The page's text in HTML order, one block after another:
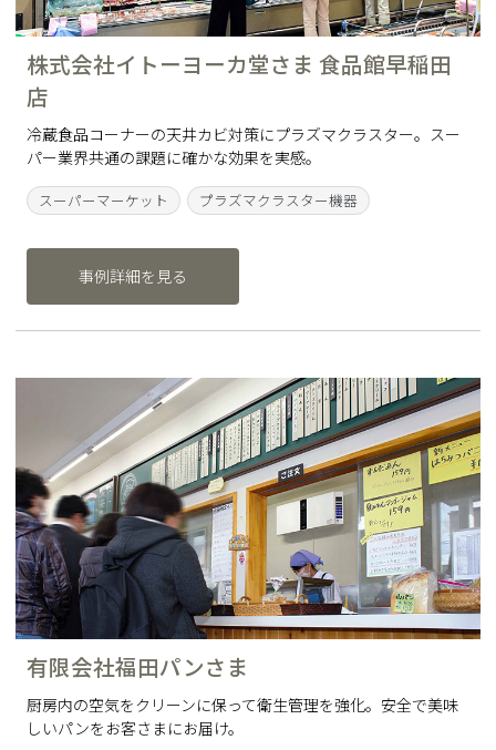
株式会社イトーヨーカ堂さま 食品館早稲田
店
冷蔵食品コーナーの天井カビ対策にプラズマクラスター。スー
パー業界共通の課題に確かな効果を実感。
スーパーマーケット プラズマクラスター機器
事例詳細を見る
有限会社福田パンさま
厨房内の空気をクリーンに保って衛生管理を強化。安全で美味
しいパンをお客さまにお届け。